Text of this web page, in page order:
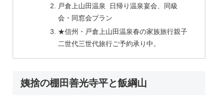
戸倉上山田温泉 日帰り温泉宴会、同級
会・同窓会プラン
★信州・戸倉上山田温泉春の家族旅行親子
二世代三世代旅行ご予約承り中。
姨捨の棚田善光寺平と飯綱山